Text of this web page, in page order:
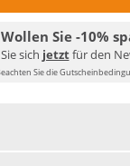
Wollen Sie -10%
sich jetztfür den
Sie die